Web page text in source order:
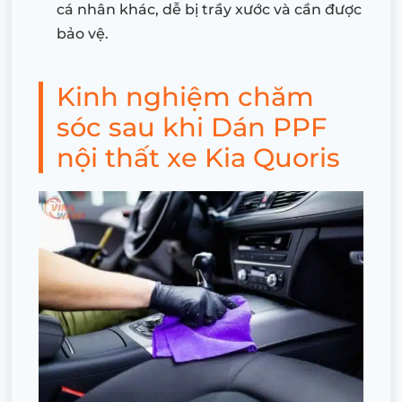
cá nhân khác, dễ bị trầy xước và cần được
bảo vệ.
Kinh nghiệm chăm
sóc sau khi Dán PPF
nội thất xe Kia Quoris